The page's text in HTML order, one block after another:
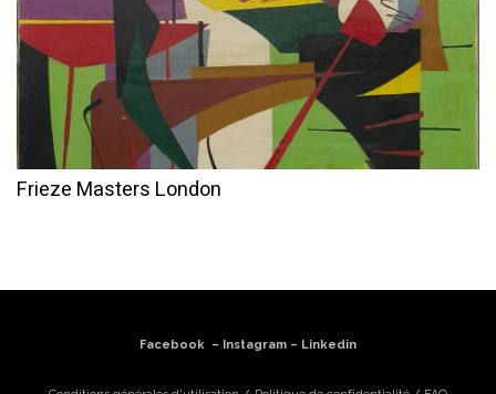
Frieze Masters London
Facebook– Instagram – Linkedin